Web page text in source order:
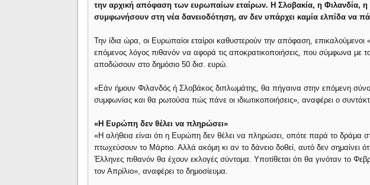
την αρχική απόφαση των ευρωπαίων εταίρων. Η Σλοβακία, η Φιλανδία, η
συμφωνήσουν στη νέα δανειοδότηση, αν δεν υπάρχει καμία ελπίδα να
Την ίδια ώρα, οι Ευρωπαίοι εταίροι καθυστερούν την απόφαση, επικαλούμενοι
επόμενος λόγος πιθανόν να αφορά τις αποκρατικοποιήσεις, που σύμφωνα με
αποδώσουν στο δημόσιο 50 δισ. ευρώ.
«Εάν ήμουν Φιλανδός ή Σλοβάκος διπλωμάτης, θα πήγαινα στην επόμενη
συμφωνίας και θα ρωτούσα πώς πάνε οι ιδιωτικοποιήσεις», αναφέρει ο
«Η Ευρώπη δεν θέλει να πληρώσει»
«Η αλήθεια είναι ότι η Ευρώπη δεν θέλει να πληρώσει, οπότε παρά το δράμα
πτωχεύσουν το Μάρτιο. Αλλά ακόμη κι αν το δάνειο δοθεί, αυτό δεν σημαίνει
Έλληνες πιθανόν θα έχουν εκλογές σύντομα. Υποτίθεται ότι θα γινόταν το
τον Απρίλιο», αναφέρει το δημοσίευμα.